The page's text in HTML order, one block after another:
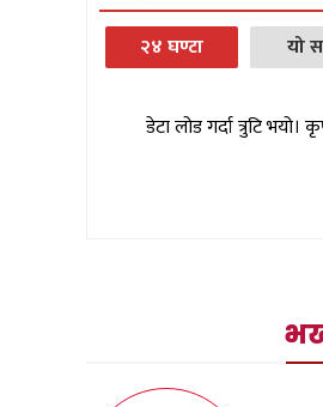
२४ घण्टा यो
डेटा लोड गर्दा त्रुटि भयो।